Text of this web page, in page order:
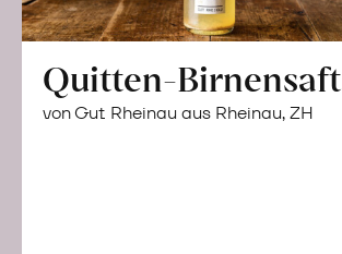
Quitten-Birnensaft
von Gut Rheinau aus Rheinau, ZH